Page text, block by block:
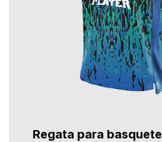
Regata para basquete